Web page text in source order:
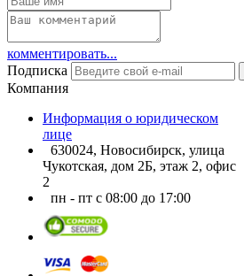
комментировать...
Подписка
Компания
Информация о юридическом
лице
630024, Новосибирск, улица
Чукотская, дом 2Б, этаж 2, офис
2
пн - пт с 08:00 до 17:00